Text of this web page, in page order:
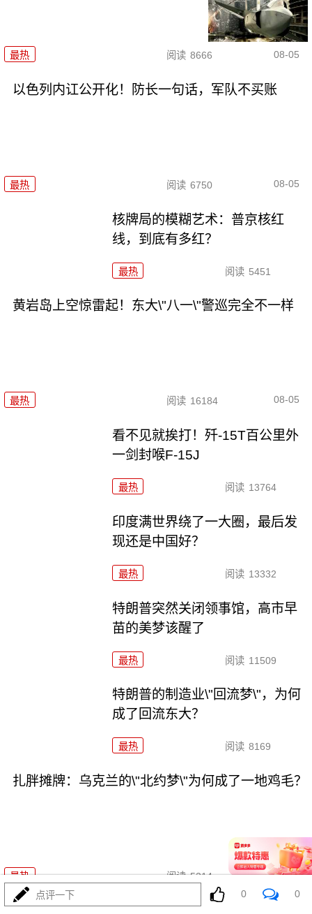
最热 阅读 8666 08-05
以色列内讧公开化！防长一句话，军队不买账
最热 阅读 6750 08-05
核牌局的模糊艺术：普京核红
线，到底有多红？
最热 阅读 5451
黄岩岛上空惊雷起！东大\"八一\"警巡完全不一样
最热 阅读 16184 08-05
看不见就挨打！歼-15T百公里外
一剑封喉F-15J
最热 阅读 13764
印度满世界绕了一大圈，最后发
现还是中国好？
最热 阅读 13332
特朗普突然关闭领事馆，高市早
苗的美梦该醒了
最热 阅读 11509
特朗普的制造业\"回流梦\"，为何
成了回流东大？
最热 阅读 8169
扎胖摊牌：乌克兰的\"北约梦\"为何成了一地鸡毛？
最热 阅读 5214 08-05
里海一声巨响，这次差点把两场战争炸成一锅粥！
点评一下 0 0